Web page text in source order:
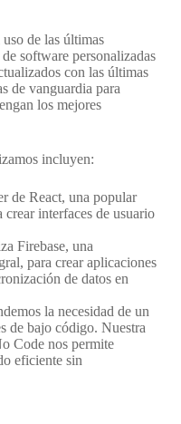
de las últimas
software personalizadas
con las últimas
de vanguardia para
los mejores
incluyen:
de React, una popular
interfaces de usuario
Firebase, una
para crear aplicaciones
de datos en
la necesidad de un
de bajo código. Nuestra
Code nos permite
eficiente sin